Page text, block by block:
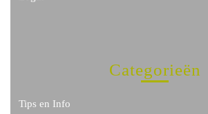
Categorieën
Tips en Info